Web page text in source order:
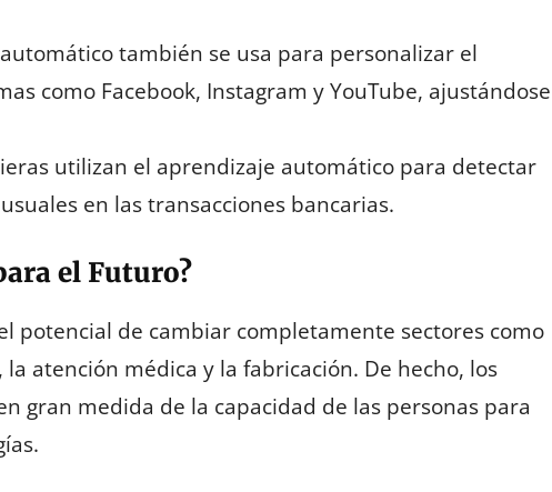
también se usa para personalizar el
como Facebook, Instagram y YouTube, ajustándose
utilizan el aprendizaje automático para detectar
en las transacciones bancarias.
el Futuro?
potencial de cambiar completamente sectores como
atención médica y la fabricación. De hecho, los
gran medida de la capacidad de las personas para